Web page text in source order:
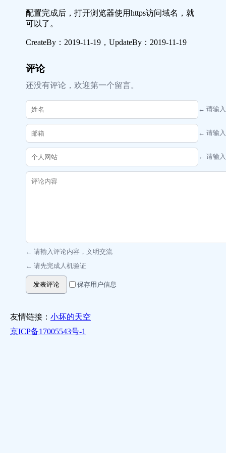
配置完成后，打开浏览器使用https访问域名，就
可以了。
CreateBy： 2019-11-19 ，UpdateBy： 2019-11-19
评论
还没有评论，欢迎第一个留言。
← 请输
← 请输
← 请输
← 请输入评论内容，文明交流
← 请先完成人机验证
发表评论 保存用户信息
友情链接： 小坏的天空
京ICP备17005543号-1